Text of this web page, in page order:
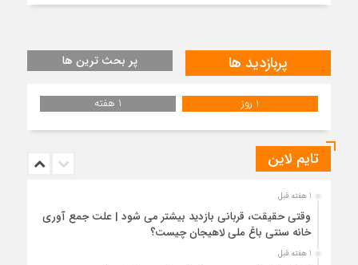
پربازدید ها پر بحث ترین ها
1 روز 1 هفته
تایم لاین
1 هفته قبل
وقتی حقیقت، قربانی بازدید بیشتر می شود | علت جمع آوری
خانه سنتی باغ ملی لاهیجان چیست؟
1 هفته قبل